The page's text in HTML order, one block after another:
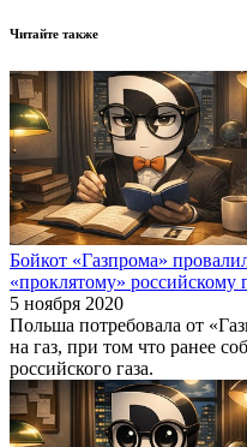
Читайте также
Бойкот «Газпрома»
«проклятому» российскому
5 ноября 2020
Польша потребовала от
на газ, при том что ранее
российского газа.